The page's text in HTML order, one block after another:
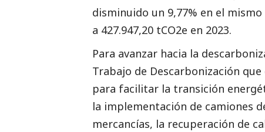
disminuido un 9,77% en el mismo
a 427.947,20 tCO2e en 2023.
Para avanzar hacia la
Trabajo de Descarbonización
para facilitar la transición
la implementación de camiones
mercancías, la recuperación de